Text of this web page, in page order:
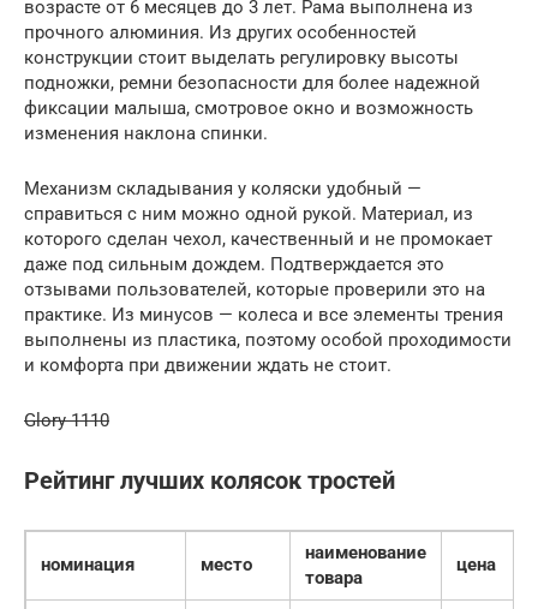
возрасте от 6 месяцев до 3 лет. Рама выполнена из
прочного алюминия. Из других особенностей
конструкции стоит выделать регулировку высоты
подножки, ремни безопасности для более надежной
фиксации малыша, смотровое окно и возможность
изменения наклона спинки.
Механизм складывания у коляски удобный —
справиться с ним можно одной рукой. Материал, из
которого сделан чехол, качественный и не промокает
даже под сильным дождем. Подтверждается это
отзывами пользователей, которые проверили это на
практике. Из минусов — колеса и все элементы трения
выполнены из пластика, поэтому особой проходимости
и комфорта при движении ждать не стоит.
Glory 1110
Рейтинг лучших колясок тростей
номинация место
наименование
товара
цена